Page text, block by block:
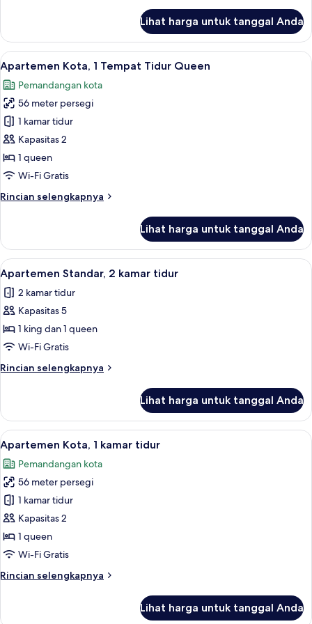
Apartemen
Desain,
3
kamar
tidur
Lihat harga untuk tanggal Anda
Lihat
semua
foto
untuk
Apartemen
Kota,
1
Tempat
Queen
Apartemen Kota, 1 Tempat Tidur
24
Apartemen Kota, 1 Tempat Tidur Queen
Pemandangan kota
56 meter persegi
1 kamar tidur
Kapasitas 2
1 queen
Wi-Fi Gratis
Rincian selengkapnya
Rincian
Apartemen
Kota,
1
Tempat
Tidur
Queen
Lihat harga untuk tanggal Anda
Lihat
semua
foto
untuk
Apartemen
Standar,
2
kamar
Apartemen Standar, 2 kamar tidur |
22
Apartemen Standar, 2 kamar tidur
2 kamar tidur
Kapasitas 5
1 king dan 1 queen
Wi-Fi Gratis
Rincian selengkapnya
Rincian
Apartemen
Standar,
2
kamar
tidur
Lihat harga untuk tanggal Anda
Lihat
semua
foto
untuk
Apartemen
Kota,
1
kamar
Apartemen Kota, 1 kamar tidur |
1
Apartemen Kota, 1 kamar tidur
Pemandangan kota
56 meter persegi
1 kamar tidur
Kapasitas 2
1 queen
Wi-Fi Gratis
Rincian selengkapnya
Rincian
Lihat harga untuk tanggal Anda